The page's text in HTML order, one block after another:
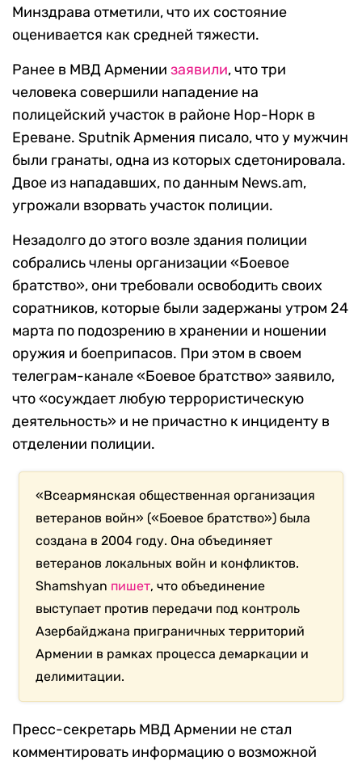
Минздрава отметили, что их состояние
оценивается как средней тяжести.
Ранее в МВД Армении заявили, что три
человека совершили нападение на
полицейский участок в районе Нор-Норк в
Ереване. Sputnik Армения писало, что у мужчин
были гранаты, одна из которых сдетонировала.
Двое из нападавших, по данным News.am,
угрожали взорвать участок полиции.
Незадолго до этого возле здания полиции
собрались члены организации «Боевое
братство», они требовали освободить своих
соратников, которые были задержаны утром 24
марта по подозрению в хранении и ношении
оружия и боеприпасов. При этом в своем
телеграм-канале «Боевое братство» заявило,
что «осуждает любую террористическую
деятельность» и не причастно к инциденту в
отделении полиции.
«Всеармянская общественная организация
ветеранов войн» («Боевое братство») была
создана в 2004 году. Она объединяет
ветеранов локальных войн и конфликтов.
Shamshyan пишет, что объединение
выступает против передачи под контроль
Азербайджана приграничных территорий
Армении в рамках процесса демаркации и
делимитации.
Пресс-секретарь МВД Армении не стал
комментировать информацию о возможной